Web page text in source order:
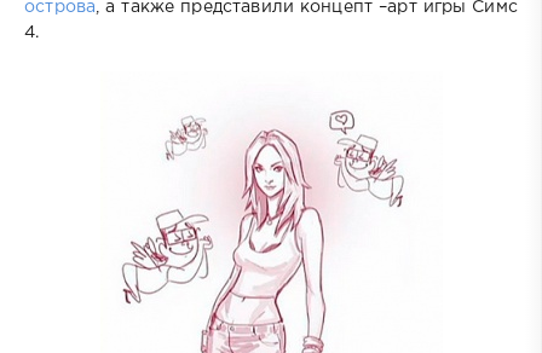
острова , а также представили концепт –арт игры Симс
4.